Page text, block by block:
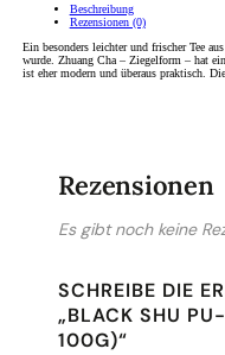
Beschreibung
Rezensionen (0)
Ein besonders leichter und frischer Tee
wurde. Zhuang Cha – Ziegelform – hat
ist eher modern und überaus praktisch.
Rezensionen
Es gibt noch keine
SCHREIBE DIE
„BLACK SHU
100G)“